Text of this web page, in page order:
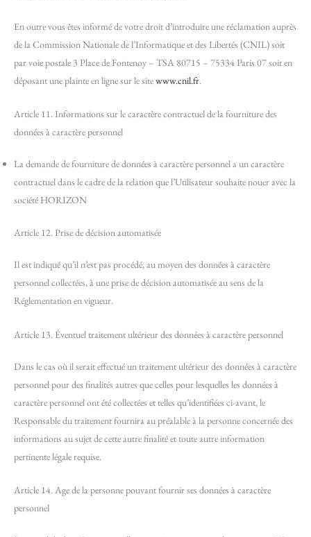
En outre vous êtes informé de votre droit d’introduire une réclamation auprès
de la Commission Nationale de l’Informatique et des Libertés (CNIL) soit
par voie postale 3 Place de Fontenoy – TSA 80715 – 75334 Paris 07 soit en
déposant une plainte en ligne sur le sitewww.cnil.fr.
Article 11. Informations sur le caractère contractuel de la fourniture des
données à caractère personnel
La demande de fourniture de données à caractère personnel a un caractère
contractuel dans le cadre de la relation que l’Utilisateur souhaite nouer avec la
société HORIZON
Article 12. Prise de décision automatisée
Il est indiqué qu’il n’est pas procédé, au moyen des données à caractère
personnel collectées, à une prise de décision automatisée au sens de la
Réglementation en vigueur.
Article 13. Éventuel traitement ultérieur des données à caractère personnel
Dans le cas où il serait effectué un traitement ultérieur des données à caractère
personnel pour des finalités autres que celles pour lesquelles les données à
caractère personnel ont été collectées et telles qu’identifiées ci-avant, le
Responsable du traitement fournira au préalable à la personne concernée des
informations au sujet de cette autre finalité et toute autre information
pertinente légale requise.
Article 14. Age de la personne pouvant fournir ses données à caractère
personnel